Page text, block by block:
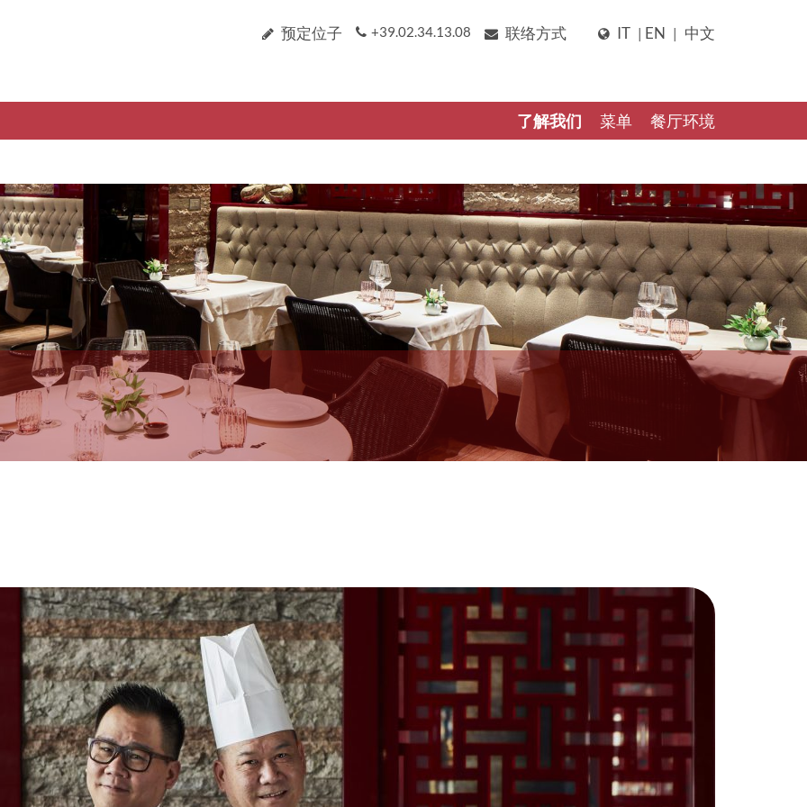
预定位子 +39.02.34.13.08 联络方式 IT | EN | 中文
了解我们 菜单 餐厅环境